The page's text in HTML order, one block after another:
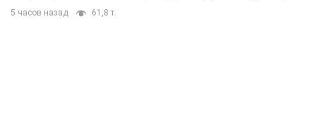
5 часов назад 61,8 т.